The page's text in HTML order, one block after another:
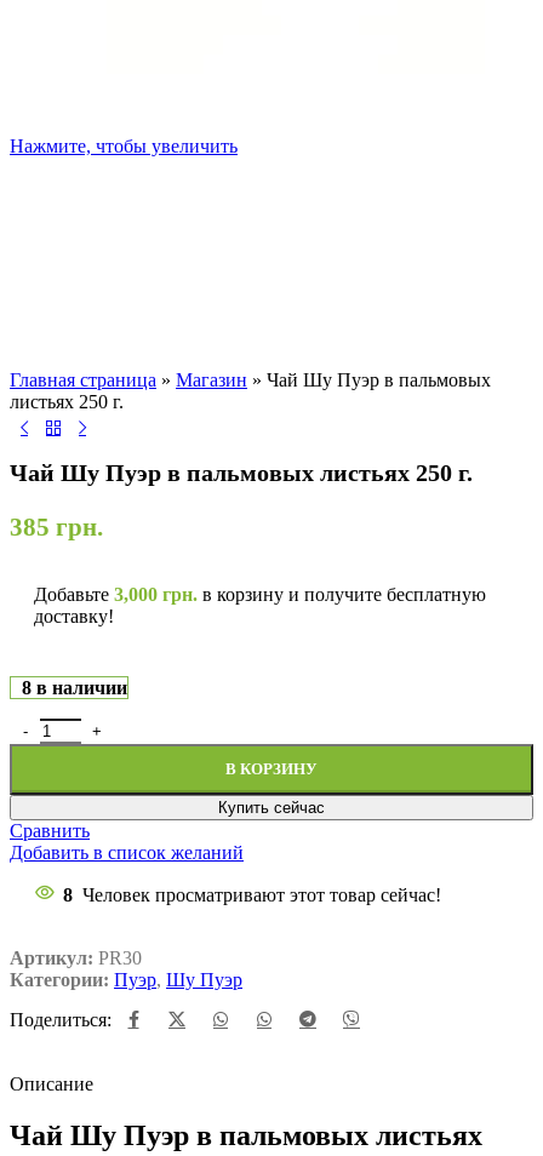
Нажмите, чтобы увеличить
Главная страница » Магазин » Чай Шу Пуэр в пальмовых
листьях 250 г.
Чай Шу Пуэр в пальмовых листьях 250 г.
385 грн.
Добавьте 3,000 грн. в корзину и получите бесплатную
доставку!
8 в наличии
В КОРЗИНУ
Купить сейчас
Сравнить
Добавить в список желаний
8 Человек просматривают этот товар сейчас!
Артикул: PR30
Категории: Пуэр, Шу Пуэр
Поделиться:
Описание
Чай Шу Пуэр в пальмовых листьях